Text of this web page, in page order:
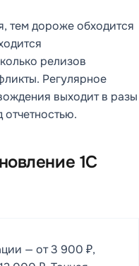
тем дороже обходится
релизов
Регулярное
выходит в разы
1С
— от 3 900 ₽,